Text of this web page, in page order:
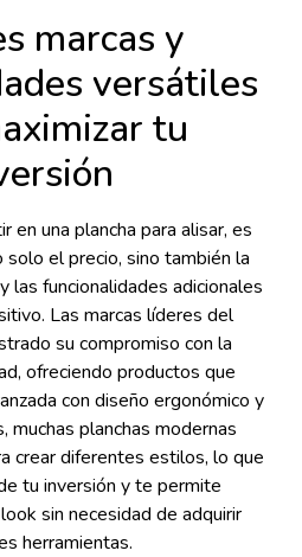
marcas y
versátiles
tu
una plancha para alisar, es
solo el precio, sino también la
las funcionalidades adicionales
Las marcas líderes del
su compromiso con la
ofreciendo productos que
con diseño ergonómico y
muchas planchas modernas
crear diferentes estilos, lo que
tu inversión y te permite
sin necesidad de adquirir
herramientas.